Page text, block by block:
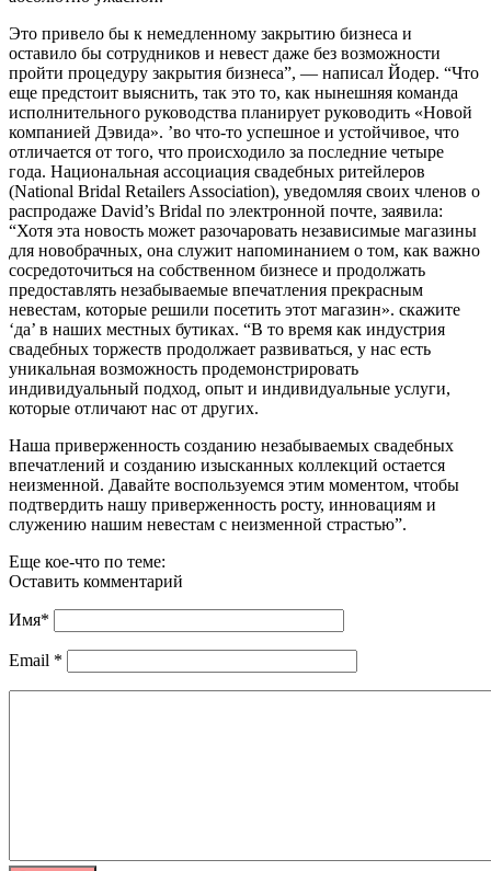
Это привело бы к немедленному закрытию бизнеса и
оставило бы сотрудников и невест даже без возможности
пройти процедуру закрытия бизнеса”, — написал Йодер. “Что
еще предстоит выяснить, так это то, как нынешняя команда
исполнительного руководства планирует руководить «Новой
компанией Дэвида». ’во что-то успешное и устойчивое, что
отличается от того, что происходило за последние четыре
года. Национальная ассоциация свадебных ритейлеров
(National Bridal Retailers Association), уведомляя своих членов о
распродаже David’s Bridal по электронной почте, заявила:
“Хотя эта новость может разочаровать независимые магазины
для новобрачных, она служит напоминанием о том, как важно
сосредоточиться на собственном бизнесе и продолжать
предоставлять незабываемые впечатления прекрасным
невестам, которые решили посетить этот магазин». скажите
‘да’ в наших местных бутиках. “В то время как индустрия
свадебных торжеств продолжает развиваться, у нас есть
уникальная возможность продемонстрировать
индивидуальный подход, опыт и индивидуальные услуги,
которые отличают нас от других.
Наша приверженность созданию незабываемых свадебных
впечатлений и созданию изысканных коллекций остается
неизменной. Давайте воспользуемся этим моментом, чтобы
подтвердить нашу приверженность росту, инновациям и
служению нашим невестам с неизменной страстью”.
Еще кое-что по теме:
Оставить комментарий
Имя*
Email *